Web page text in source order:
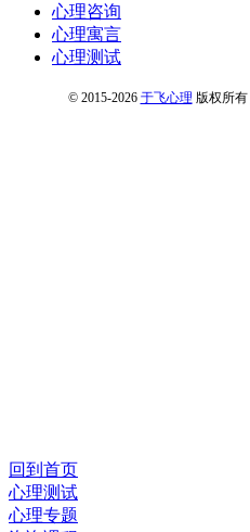
心理咨询
心理寓言
心理测试
© 2015-2026 于飞心理 版权所有
回到首页
心理测试
心理专题